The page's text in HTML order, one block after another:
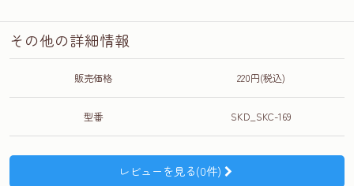
その他の詳細情報
販売価格 220円(税込)
型番 SKD_SKC-169
レビューを見る(0件)